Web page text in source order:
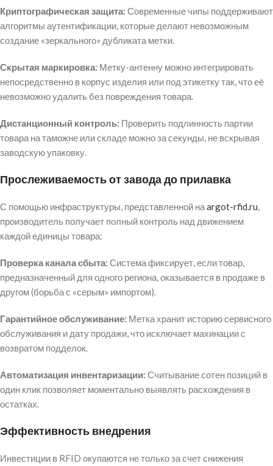
Криптографическая защита: Современные чипы поддерживают
алгоритмы аутентификации, которые делают невозможным
создание «зеркального» дубликата метки.
Скрытая маркировка: Метку-антенну можно интегрировать
непосредственно в корпус изделия или под этикетку так, что её
невозможно удалить без повреждения товара.
Дистанционный контроль: Проверить подлинность партии
товара на таможне или складе можно за секунды, не вскрывая
заводскую упаковку.
Прослеживаемость от завода до прилавка
С помощью инфраструктуры, представленной наargot-rfid.ru
производитель получает полный контроль над движением
каждой единицы товара:
Проверка канала сбыта: Система фиксирует, если товар,
предназначенный для одного региона, оказывается в продаже в
другом (борьба с «серым» импортом).
Гарантийное обслуживание: Метка хранит историю сервисного
обслуживания и дату продажи, что исключает махинации с
возвратом подделок.
Автоматизация инвентаризации: Считывание сотен позиций в
один клик позволяет моментально выявлять расхождения в
остатках.
Эффективность внедрения
Инвестиции в RFID окупаются не только за счет снижения